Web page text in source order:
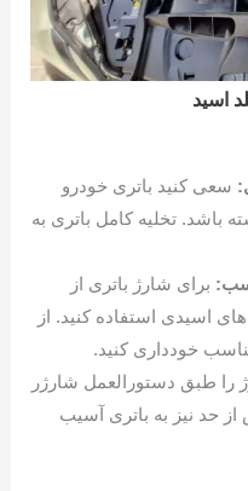
اسید
سعی کنید باتری خودرو
باشد. تخلیه کامل باتری به
برای شارژ باتری از
اسیدی استفاده کنید. از
خودداری کنید.
را طبق دستورالعمل شارژر
حد نیز به باتری آسیب